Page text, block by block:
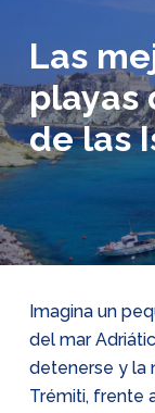
Las
playas
de las
Imagina un
del mar
detenerse y la
Trémiti, frente